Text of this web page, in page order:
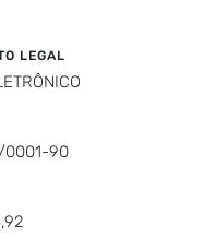
LEGAL
0001-90